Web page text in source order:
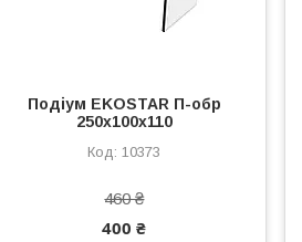
Подіум EKOSTAR П-обр
250х100х110
10373
460 ₴
400 ₴